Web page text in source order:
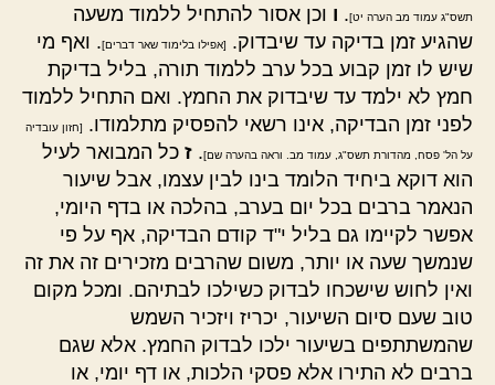
תשס"ג עמוד מב הערה יט]. ו וכן אסור להתחיל ללמוד משעה
שהגיע זמן בדיקה עד שיבדוק.
[אפילו בלימוד שאר דברים]. ואף מי
שיש לו זמן קבוע בכל ערב ללמוד תורה, בליל בדיקת
חמץ לא ילמד עד שיבדוק את החמץ. ואם התחיל ללמוד
לפני זמן הבדיקה, אינו רשאי להפסיק מתלמודו.
[חזון עובדיה
על הל' פסח, מהדורת תשס"ג, עמוד מב. וראה בהערה שם]. ז כל המבואר לעיל
הוא דוקא ביחיד הלומד בינו לבין עצמו, אבל שיעור
הנאמר ברבים בכל יום בערב, בהלכה או בדף היומי,
אפשר לקיימו גם בליל י"ד קודם הבדיקה, אף על פי
שנמשך שעה או יותר, משום שהרבים מזכירים זה את זה
ואין לחוש שישכחו לבדוק כשילכו לבתיהם. ומכל מקום
טוב שעם סיום השיעור, יכריז ויזכיר השמש
שהמשתתפים בשיעור ילכו לבדוק החמץ. אלא שגם
ברבים לא התירו אלא פסקי הלכות, או דף יומי, או